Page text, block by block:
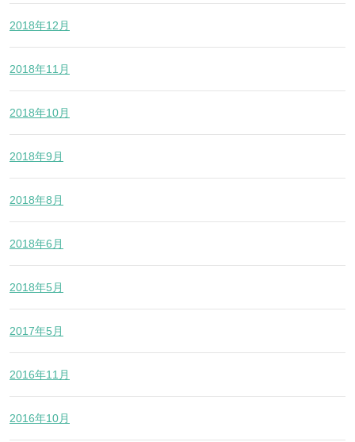
2018年12月
2018年11月
2018年10月
2018年9月
2018年8月
2018年6月
2018年5月
2017年5月
2016年11月
2016年10月